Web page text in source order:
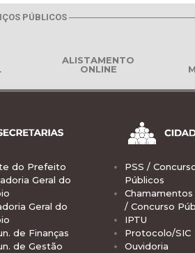
PÚBLICOS
ALISTAMENTO
ONLINE
do Prefeito
Geral do
Geral do
de Finanças
de Gestão
PSS /
Públicos
Chamamentos
/ Concurso
IPTU
Protocolo/SIC
Ouvidoria